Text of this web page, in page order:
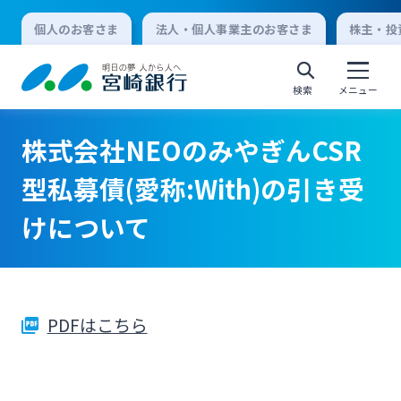
個人のお客さま 法人・個人事業主のお客さま 株主・
検索 メニュー
個人向けインターネットバンキング
株式会社NEOのみやぎんCSR
型私募債(愛称:With)の引き受
けについて
PDFはこちら